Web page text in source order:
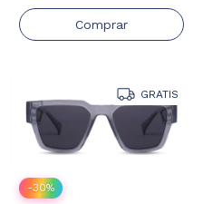
GRATIS
-30%